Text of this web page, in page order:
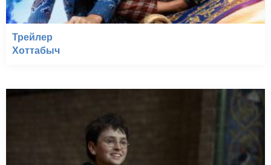
Трейлер
Хоттабыч